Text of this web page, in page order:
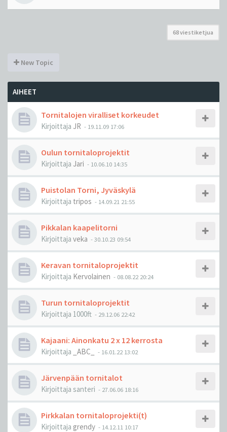
68 viestiketjua
New Topic
AIHEET
Tornitalojen viralliset korkeudet
Kirjoittaja JR - 19.11.09 17:06
Oulun tornitaloprojektit
Kirjoittaja Jari - 10.06.10 14:35
Puistolan Torni, Jyväskylä
Kirjoittaja tripos - 14.09.21 21:55
Pikkalan kaapelitorni
Kirjoittaja veka -30.10.23 09:54
Keravan tornitaloprojektit
Kirjoittaja Kervolainen - 08.08.22 20:24
Turun tornitaloprojektit
Kirjoittaja 1000ft - 29.12.06 22:42
Kajaani: Ainonkatu 2 x 12 kerrosta
Kirjoittaja _ABC_ - 16.01.22 13:02
Järvenpään tornitalot
Kirjoittaja santeri - 27.06.06 18:16
Pirkkalan tornitaloprojekti(t)
Kirjoittaja grendy - 14.12.11 10:17